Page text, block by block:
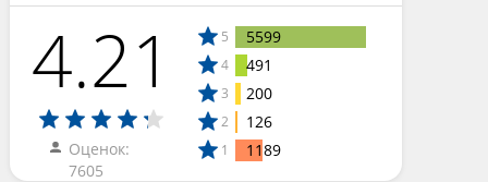
4.21
Оценок:
7605
5 5599
4 491
3 200
2 126
1 1189